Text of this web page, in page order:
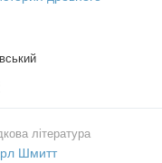
література
Шмитт